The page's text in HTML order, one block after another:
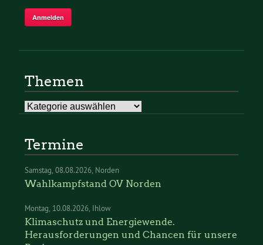
Themen
Themen
Termine
Samstag 08.08.2026 Norden
Wahlkampfstand OV Norden
Montag 10.08.2026 Ihlow
Klimaschutz und Energiewende.
Herausforderungen und Chancen für unsere